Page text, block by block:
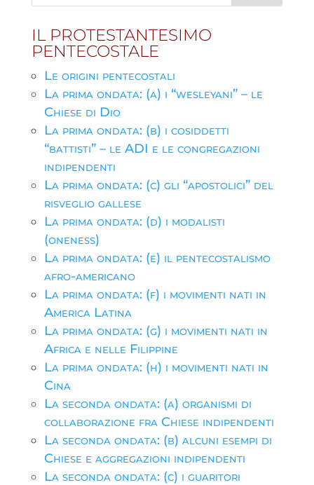
IL PROTESTANTESIMO
PENTECOSTALE
Le origini pentecostali
La prima ondata: (a) i “wesleyani” – le
Chiese di Dio
La prima ondata: (b) i cosiddetti
“battisti” – le ADI e le congregazioni
indipendenti
La prima ondata: (c) gli “apostolici” del
risveglio gallese
La prima ondata: (d) i modalisti
(oneness)
La prima ondata: (e) il pentecostalismo
afro-americano
La prima ondata: (f) i movimenti nati in
America Latina
La prima ondata: (g) i movimenti nati in
Africa e nelle Filippine
La prima ondata: (h) i movimenti nati in
Cina
La seconda ondata: (a) organismi di
collaborazione fra Chiese indipendenti
La seconda ondata: (b) alcuni esempi di
Chiese e aggregazioni indipendenti
La seconda ondata: (c) i guaritori